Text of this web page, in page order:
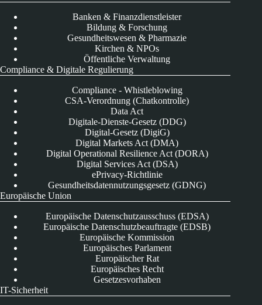
Banken & Finanzdienstleister
Bildung & Forschung
Gesundheitswesen & Pharmazie
Kirchen & NPOs
Öffentliche Verwaltung
Compliance & Digitale Regulierung
Compliance - Whistleblowing
CSA-Verordnung (Chatkontrolle)
Data Act
Digitale-Dienste-Gesetz (DDG)
Digital-Gesetz (DigiG)
Digital Markets Act (DMA)
Digital Operational Resilience Act (DORA)
Digital Services Act (DSA)
ePrivacy-Richtlinie
Gesundheitsdatennutzungsgesetz (GDNG)
Europäische Union
Europäische Datenschutzausschuss (EDSA)
Europäische Datenschutzbeauftragte (EDSB)
Europäische Kommission
Europäisches Parlament
Europäischer Rat
Europäisches Recht
Gesetzesvorhaben
IT-Sicherheit